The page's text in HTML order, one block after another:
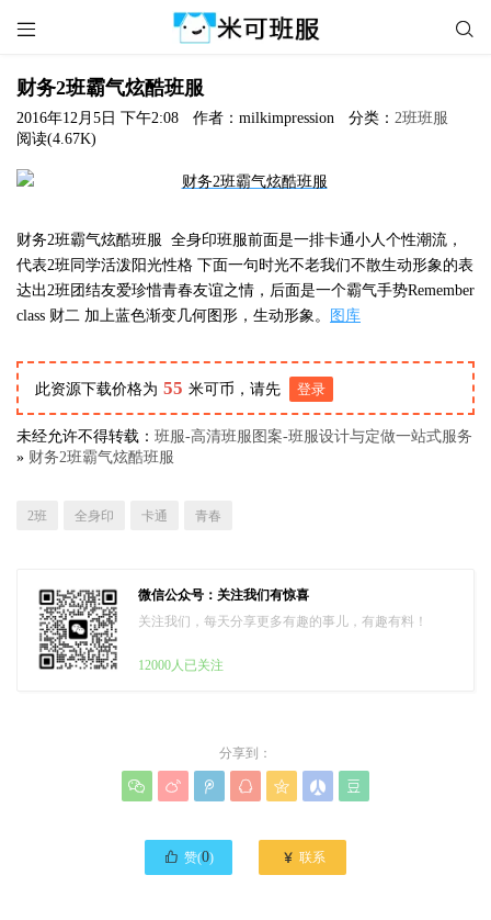
 
财务2班霸气炫酷班服
2016年12月5日 下午2:08 作者：milkimpression 分类： 2班班服
阅读(4.67K)
财务2班霸气炫酷班服 全身印班服前面是一排卡通小人个性潮流，
代表2班同学活泼阳光性格 下面一句时光不老我们不散生动形象的表
达出2班团结友爱珍惜青春友谊之情，后面是一个霸气手势Remember
class 财二 加上蓝色渐变几何图形，生动形象。
图库
此资源下载价格为 55 米可币，请先 登录
未经允许不得转载： 班服-高清班服图案-班服设计与定做一站式服务
» 财务2班霸气炫酷班服
2班 全身印 卡通 青春
微信公众号：关注我们有惊喜
关注我们，每天分享更多有趣的事儿，有趣有料！
12000人已关注
分享到：
      
 赞(0)  联系